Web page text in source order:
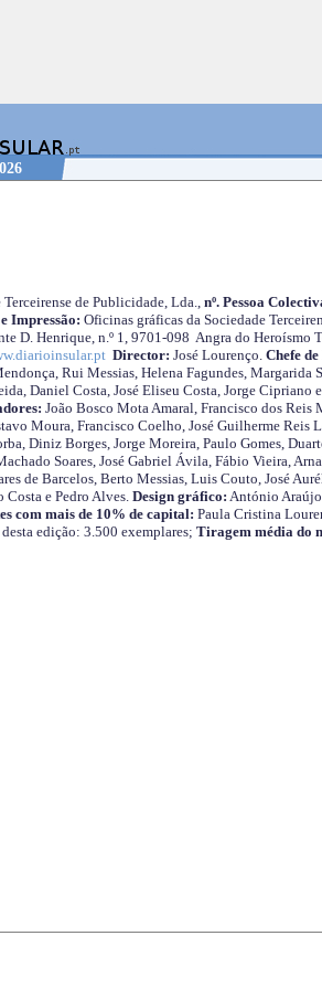
Terceirense de Publicidade, Lda.,nº. Pessoa
Impressão: Oficinas gráficas da Sociedade
D. Henrique, n.º 1, 9701-098 Angra do Heroísmo
Director: José Lourenço. Chefe
Rui Messias, Helena Fagundes, Margarida
Daniel Costa, José Eliseu Costa, Jorge Cipriano
João Bosco Mota Amaral, Francisco dos
Moura, Francisco Coelho, José Guilherme Reis
Diniz Borges, Jorge Moreira, Paulo Gomes,
Soares, José Gabriel Ávila, Fábio Vieira,
de Barcelos, Berto Messias, Luis Couto, José
Costa e Pedro Alves.Design gráfico: António
com mais de 10% de capital: Paula Cristina
edição: 3.500 exemplares; Tiragem média do